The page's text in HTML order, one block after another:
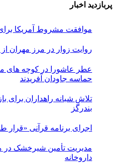
پربازدید اخبار
موافقت مشروط آمریکا
روایت زوار در مرز مهران
عطر عاشورا در کوچه های
حماسه جاودان آفریدند
تلاش شبانه راهداران برای
بندرگز
اجرای برنامه قرآنی «قرار
داروخانه